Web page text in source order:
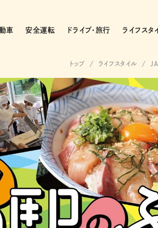
車 安全運転 ドライブ・旅行 ライフスタ
トップ ライフスタイル